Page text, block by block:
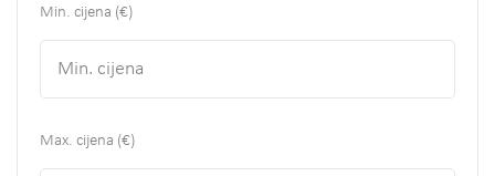
Min. cijena (€)
Max. cijena (€)